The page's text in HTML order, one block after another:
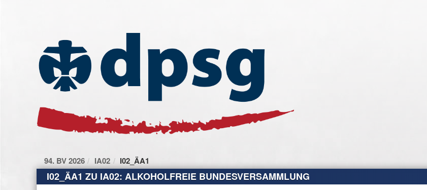
Startseite
94. BV 2026 IA02 I02_ÄA1
I02_ÄA1 ZU IA02: ALKOHOLFREIE BUNDESVERSAMMLUNG